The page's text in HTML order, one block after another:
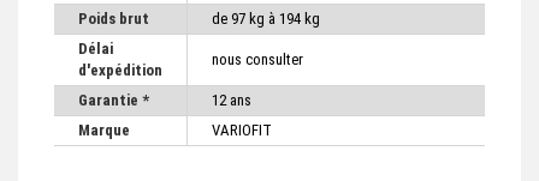
Poids brut
de 97 kg à 194 kg
Délai
d'expédition
nous consulter
Garantie *
12 ans
Marque
VARIOFIT